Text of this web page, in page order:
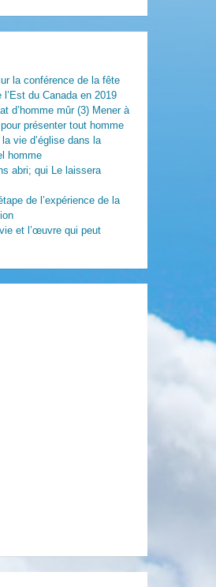
la conférence de la fête
du Canada en 2019
d’homme mûr (3) Mener à
présenter tout homme
vie d’église dans la
homme
abri; qui Le laissera
de l’expérience de la
et l’œuvre qui peut